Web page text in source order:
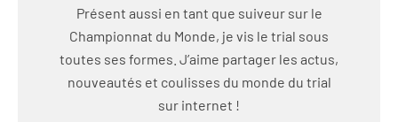
Présent aussi en tant que suiveur sur le
Championnat du Monde, je vis le trial sous
toutes ses formes. J’aime partager les actus,
nouveautés et coulisses du monde du trial
sur internet !